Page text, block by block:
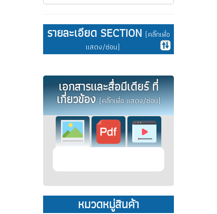
รายละเอียด SECTION (คลิ๊กเพื่อ
แสดง/ซ่อน)
เอกสารและสื่อมีเดียร์ ที่
เกี่ยวข้อง(คลิ๊กเพื่อ แสดง/ซ่อน)
หมวดหมู่สินค้า